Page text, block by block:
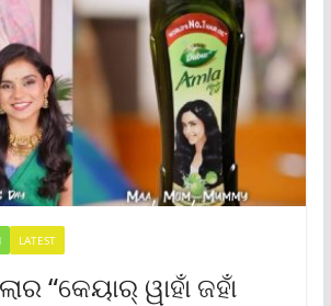
LATEST
“କେୟାର୍ ୱାହାଁ ଜହାଁ